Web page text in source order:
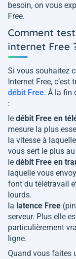
besoin, on vous
Free.
Comment
internet Free
Si vous souhaitez
Internet Free,
débit Free. À la fin
:
le débit Free en
mesure la plus
la vitesse à
vous sert le plus
le débit Free en
laquelle vous
font du télétravail
lourds.
la latence Free
serveur. Plus elle
particulièrement
ligne.
Quand vous faites